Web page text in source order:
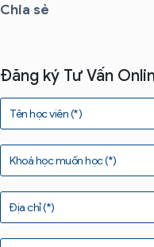
Chia sẻ
Đăng ký Tư Vấn
Tên học viên (*)
Khoá học muốn học (*)
Địa chỉ (*)